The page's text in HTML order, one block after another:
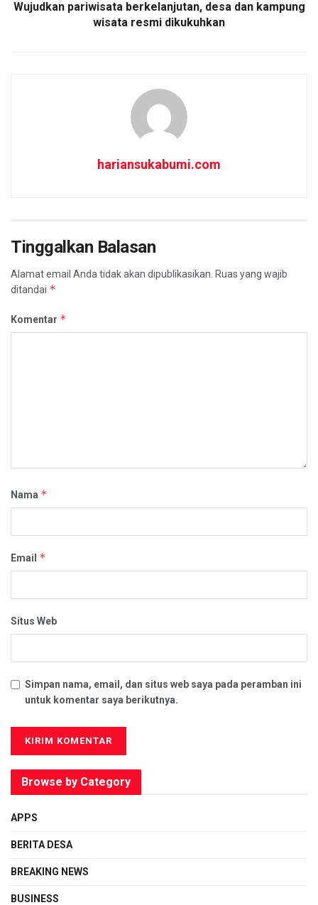
Wujudkan pariwisata berkelanjutan, desa dan kampung
wisata resmi dikukuhkan
hariansukabumi.com
Tinggalkan Balasan
Alamat email Anda tidak akan dipublikasikan. Ruas yang wajib
ditandai *
Komentar *
Nama *
Email *
Situs Web
Simpan nama, email, dan situs web saya pada peramban ini
untuk komentar saya berikutnya.
Browse by Category
APPS
BERITA DESA
BREAKING NEWS
BUSINESS